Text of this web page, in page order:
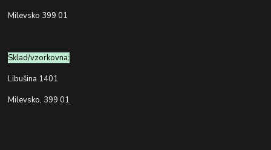
Milevsko 399 01
Sklad/vzorkovna:
Libušina 1401
Milevsko, 399 01